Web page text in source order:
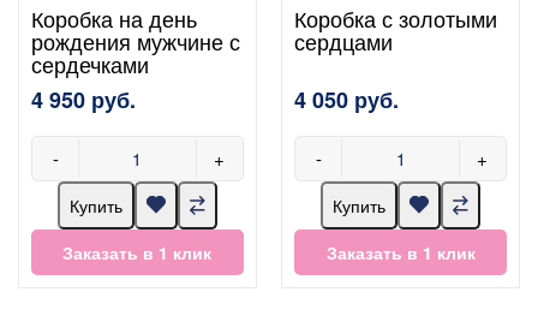
Коробка на день
рождения мужчине с
сердечками
4 950 руб.
- +
Купить
Заказать в 1 клик
Коробка с золотыми
сердцами
4 050 руб.
- +
Купить
Заказать в 1 клик